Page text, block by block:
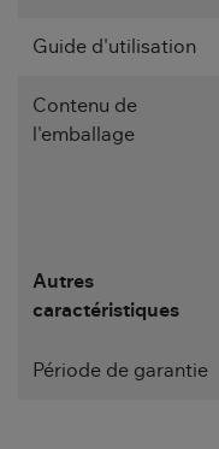
Guide d'utilisation
Contenu de
l'emballage
Autres
caractéristiques
Période de garantie